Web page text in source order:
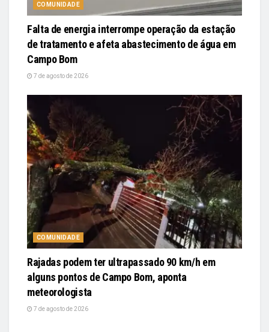
COMUNIDADE
Falta de energia interrompe operação da estação
de tratamento e afeta abastecimento de água em
Campo Bom
7 de agosto de 2026
COMUNIDADE
Rajadas podem ter ultrapassado 90 km/h em
alguns pontos de Campo Bom, aponta
meteorologista
7 de agosto de 2026